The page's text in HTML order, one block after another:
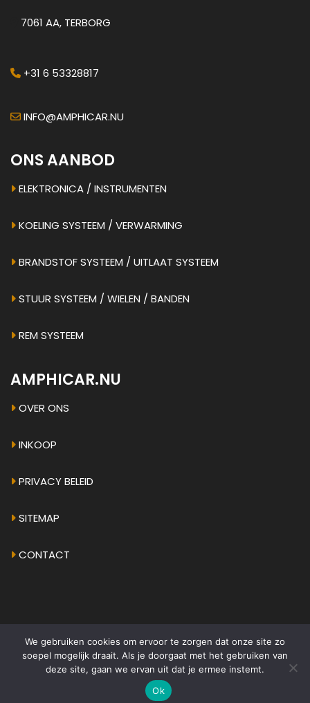
7061 AA, TERBORG
+31 6 53328817
INFO@AMPHICAR.NU
ONS AANBOD
ELEKTRONICA / INSTRUMENTEN
KOELING SYSTEEM / VERWARMING
BRANDSTOF SYSTEEM / UITLAAT SYSTEEM
STUUR SYSTEEM / WIELEN / BANDEN
REM SYSTEEM
AMPHICAR.NU
OVER ONS
INKOOP
PRIVACY BELEID
SITEMAP
CONTACT
© 2026 - AMPHICAR.EU• ALGEMENE VOORWAARDEN
We gebruiken cookies om ervoor te zorgen dat onze site zo
soepel mogelijk draait. Als je doorgaat met het gebruiken van
deze site, gaan we ervan uit dat je ermee instemt.
Ok